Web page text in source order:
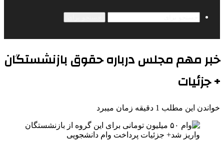
خبر مهم مجلس درباره حقوق بازنشستگان
+ جزئیات
خواندن این مطلب 1 دقیقه زمان میبرد